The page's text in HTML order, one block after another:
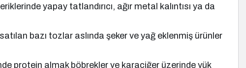
yapay tatlandırıcı, ağır metal kalıntısı ya da
bazı tozlar aslında şeker ve yağ eklenmiş ürünler
protein almak böbrekler ve karaciğer üzerinde yük